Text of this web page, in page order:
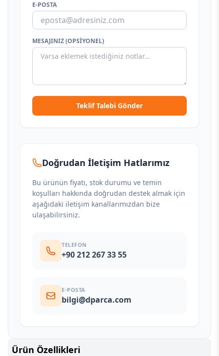
E-POSTA
MESAJINIZ (OPSIYONEL)
Teklif Talebi Gönder
Doğrudan İletişim Hatlarımız
Bu ürünün fiyatı, stok durumu ve temin
koşulları hakkında doğrudan destek almak için
aşağıdaki iletişim kanallarımızdan bize
ulaşabilirsiniz.
TELEFON
+90 212 267 33 55
E-POSTA
bilgi@dparca.com
Ürün Özellikleri